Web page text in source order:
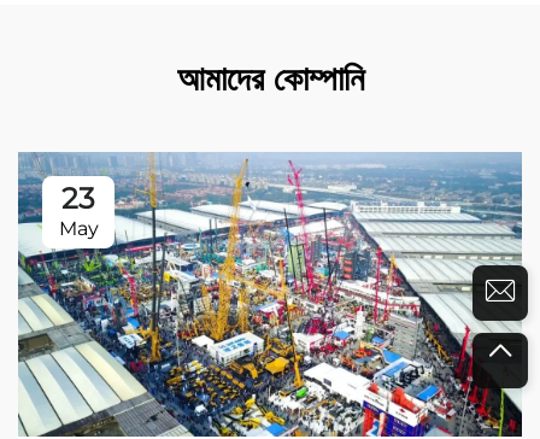
আমাদের কোম্পানি
23
May